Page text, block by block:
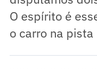
O espírito é
o carro na